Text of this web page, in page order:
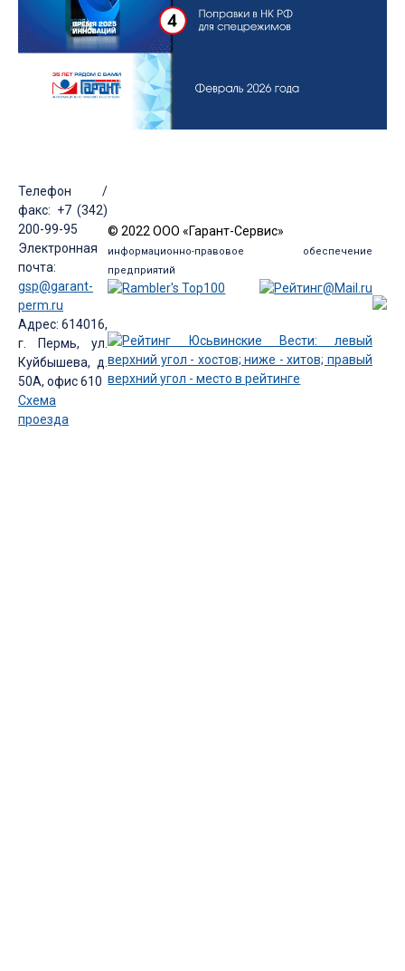
Телефон /
факс: +7 (342)
200-99-95
Электронная
почта:
gsp@garant-
perm.ru
Адрес: 614016,
г. Пермь, ул.
Куйбышева, д.
50А, офис 610
Схема
проезда
© 2022 ООО «Гарант-Сервис»
информационно-правовое обеспечение
предприятий